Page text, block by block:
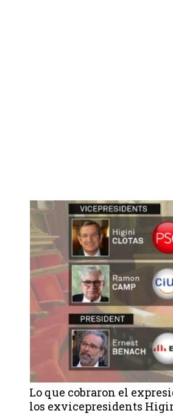
Lo que cobraron el
los exvicepresidents